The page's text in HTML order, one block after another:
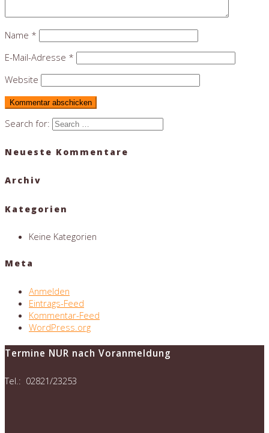
Name *
E-Mail-Adresse *
Website
Search for:
Neueste Kommentare
Archiv
Kategorien
Keine Kategorien
Meta
Anmelden
Eintrags-Feed
Kommentar-Feed
WordPress.org
Termine NUR nach Voranmeldung
Tel.: 02821/23253